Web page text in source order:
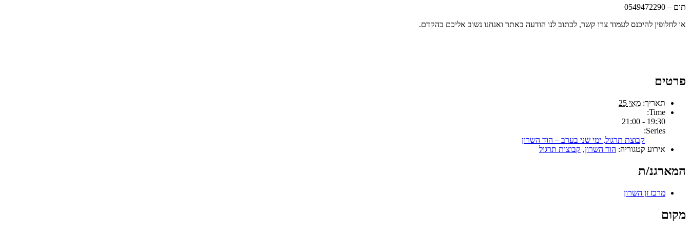
תום – 0549472290
או לחלופין להיכנס לעמוד צרו קשר, לכתוב לנו הודעה באתר ואנחנו נשוב אליכם בהקדם.
פרטים
תאריך: מאי 25
Time:
19:30 - 21:00
Series:
קבוצת תרגול, ימי שני בערב – הוד השרון
אירוע קטגוריה: הוד השרון, קבוצות תרגול
המארגנ/ת
מרכז זן השרון
מקום